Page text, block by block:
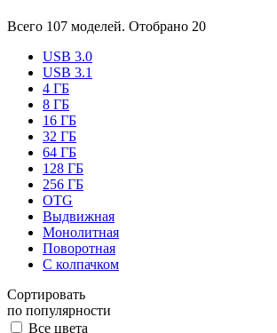
Всего 107 моделей. Отобрано 20
USB 3.0
USB 3.1
4 ГБ
8 ГБ
16 ГБ
32 ГБ
64 ГБ
128 ГБ
256 ГБ
OTG
Выдвижная
Монолитная
Поворотная
С колпачком
Сортировать
по популярности
Все цвета